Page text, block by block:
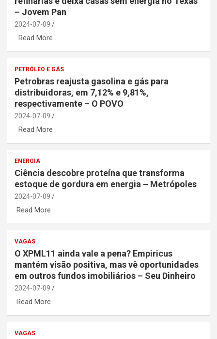
– Jovem Pan
2024-07-09
Read More
PETRÓLEO E GÁS
Petrobras reajusta gasolina e gás para
distribuidoras, em 7,12% e 9,81%,
respectivamente – O POVO
2024-07-09
Read More
ENERGIA
Ciência descobre proteína que transforma
estoque de gordura em energia – Metrópoles
2024-07-09
Read More
VAGAS
O XPML11 ainda vale a pena? Empiricus
mantém visão positiva, mas vê oportunidades
em outros fundos imobiliários – Seu Dinheiro
2024-07-09
Read More
VAGAS